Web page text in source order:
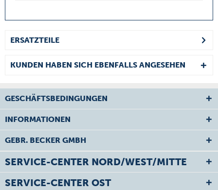
ERSATZTEILE
KUNDEN HABEN SICH EBENFALLS ANGESEHEN
GESCHÄFTSBEDINGUNGEN
INFORMATIONEN
GEBR. BECKER GMBH
SERVICE-CENTER NORD/WEST/MITTE
SERVICE-CENTER OST